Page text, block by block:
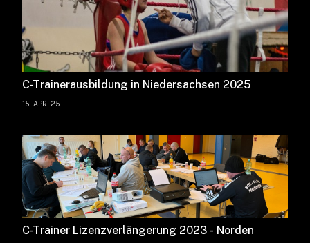
C-Trainerausbildung in Niedersachsen 2025
15. APR. 25
C-Trainer Lizenzverlängerung 2023 - Norden